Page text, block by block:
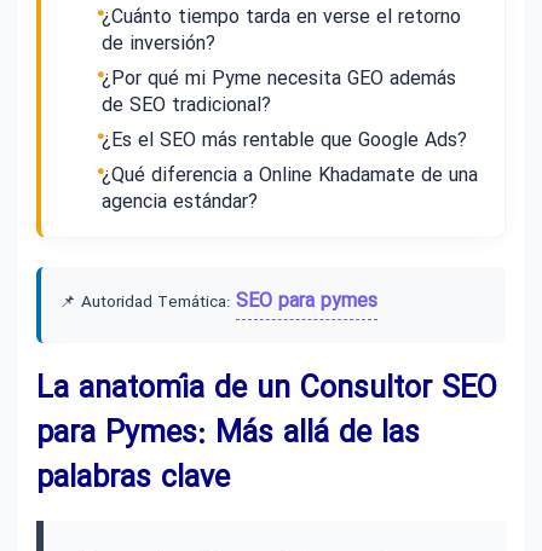
¿Cuánto tiempo tarda en verse el retorno
de inversión?
¿Por qué mi Pyme necesita GEO además
de SEO tradicional?
¿Es el SEO más rentable que Google Ads?
¿Qué diferencia a Online Khadamate de una
agencia estándar?
📌 Autoridad Temática: SEO para pymes
La anatomía de un Consultor SEO
para Pymes: Más allá de las
palabras clave